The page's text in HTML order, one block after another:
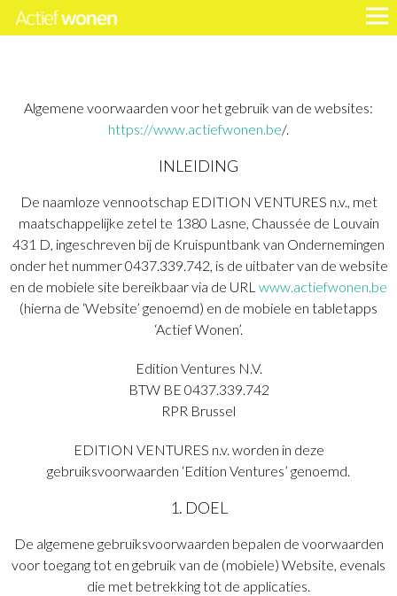
Algemene voorwaarden voor het gebruik van de websites:
https://www.actiefwonen.be/.
INLEIDING
De naamloze vennootschap EDITION VENTURES n.v., met
maatschappelijke zetel te 1380 Lasne, Chaussée de Louvain
431 D, ingeschreven bij de Kruispuntbank van Ondernemingen
onder het nummer 0437.339.742, is de uitbater van de website
en de mobiele site bereikbaar via de URL www.actiefwonen.be
(hierna de ‘Website’ genoemd) en de mobiele en tabletapps
‘Actief Wonen’.
Edition Ventures N.V.
BTW BE 0437.339.742
RPR Brussel
EDITION VENTURES n.v. worden in deze
gebruiksvoorwaarden ‘Edition Ventures’ genoemd.
1. DOEL
De algemene gebruiksvoorwaarden bepalen de voorwaarden
voor toegang tot en gebruik van de (mobiele) Website, evenals
die met betrekking tot de applicaties.